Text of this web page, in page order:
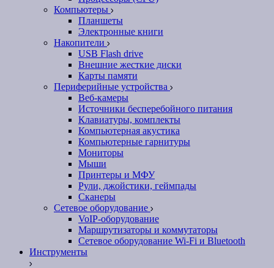
Компьютеры
Планшеты
Электронные книги
Накопители
USB Flash drive
Внешние жесткие диски
Карты памяти
Периферийные устройства
Веб-камеры
Источники бесперебойного питания
Клавиатуры, комплекты
Компьютерная акустика
Компьютерные гарнитуры
Мониторы
Мыши
Принтеры и МФУ
Рули, джойстики, геймпады
Сканеры
Сетевое оборудование
VoIP-оборудование
Маршрутизаторы и коммутаторы
Сетевое оборудование Wi-Fi и Bluetooth
Инструменты